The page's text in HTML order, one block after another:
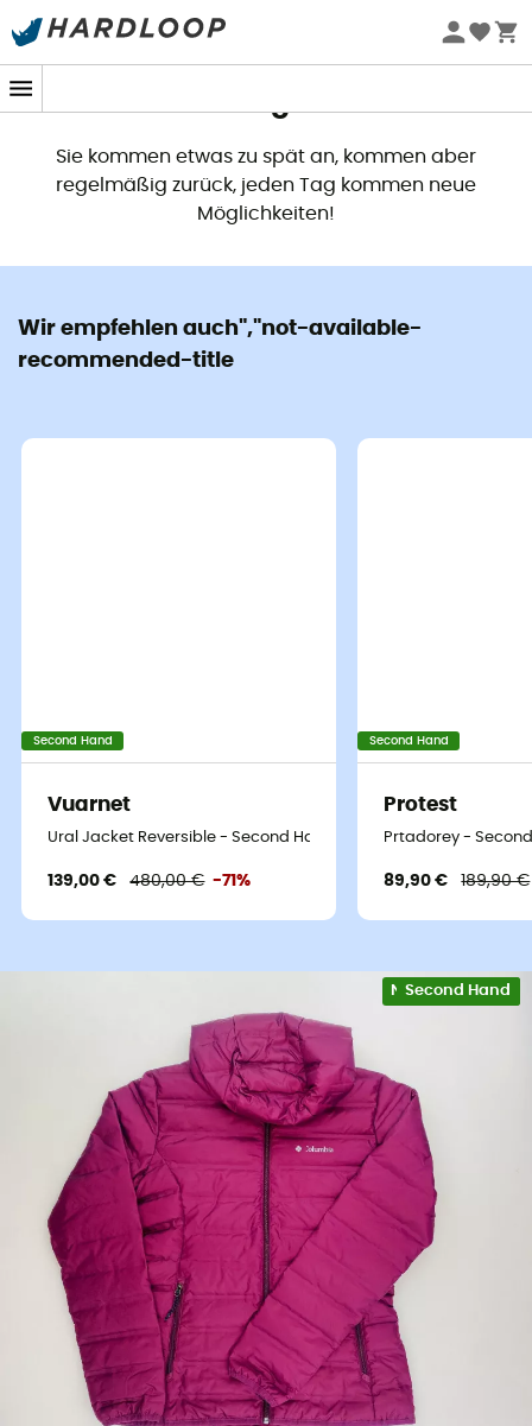
Dieses Produkt ist nicht länger
Sie kommen etwas zu spät an, kommen aber
regelmäßig zurück, jeden Tag kommen neue
Möglichkeiten!
Wir empfehlen auch","not-available-
recommended-title
Second Hand
Vuarnet
Ural Jacket Reversible - Second Hand Kunstfaserjacke -
139,00 € 480,00 € -71%
Second Hand
Protest
Prtadorey -
89,90 € 189,90 €
Nachhaltigkeit
Second Hand